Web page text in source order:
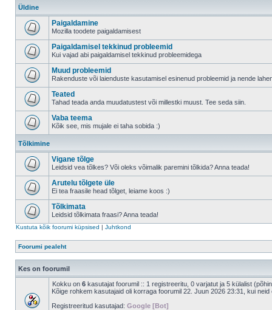
Üldine
Paigaldamine
Mozilla toodete paigaldamisest
Paigaldamisel tekkinud probleemid
Kui vajad abi paigaldamisel tekkinud probleemidega
Muud probleemid
Rakenduste või laienduste kasutamisel esinenud probleemid ja nende
Teated
Tahad teada anda muudatustest või millestki muust. Tee seda siin.
Vaba teema
Kõik see, mis mujale ei taha sobida :)
Tõlkimine
Vigane tõlge
Leidsid vea tõlkes? Või oleks võimalik paremini tõlkida? Anna teada!
Arutelu tõlgete üle
Ei tea fraasile head tõlget, leiame koos :)
Tõlkimata
Leidsid tõlkimata fraasi? Anna teada!
Kustuta kõik foorumi küpsised | Juhtkond
Foorumi pealeht
Kes on foorumil
Kokku on 6 kasutajat foorumil :: 1 registreeritu, 0 varjatut ja 5 külalist
Kõige rohkem kasutajaid oli korraga foorumil 22. Juun 2026 23:31, kui neid
Registreeritud kasutajad: Google [Bot]